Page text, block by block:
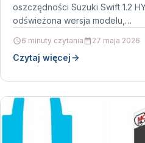
oszczędności Suzuki Swift 1.2
odświeżona wersja modelu,…
6 minuty czytania 27 maja 2026
Czytaj więcej